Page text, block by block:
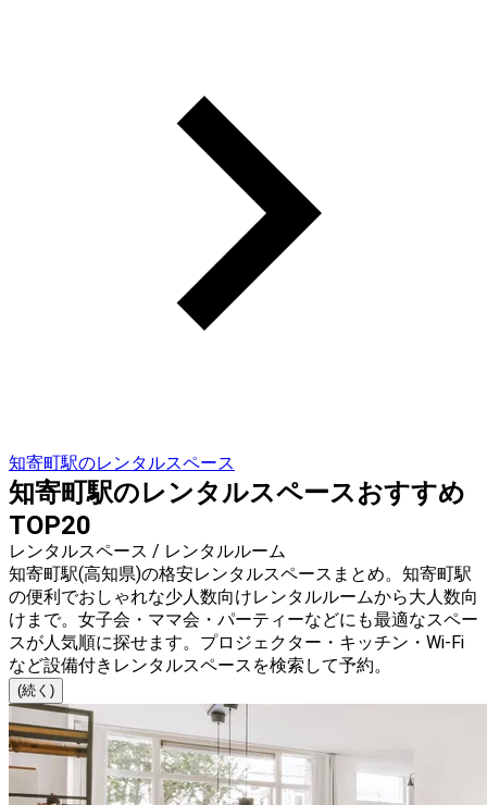
知寄町駅のレンタルスペース
知寄町駅のレンタルスペースおすすめ
TOP20
レンタルスペース / レンタルルーム
知寄町駅(高知県)の格安レンタルスペースまとめ。知寄町駅
の便利でおしゃれな少人数向けレンタルルームから大人数向
けまで。女子会・ママ会・パーティーなどにも最適なスペー
スが人気順に探せます。プロジェクター・キッチン・Wi-Fi
など設備付きレンタルスペースを検索して予約。
(続く)